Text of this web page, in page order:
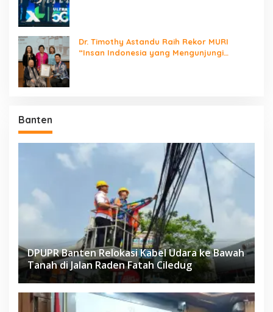
Dr. Timothy Astandu Raih Rekor MURI
“Insan Indonesia yang Mengunjungi
Banten
DPUPR Banten Relokasi Kabel Udara ke Bawah
Tanah di Jalan Raden Fatah Ciledug